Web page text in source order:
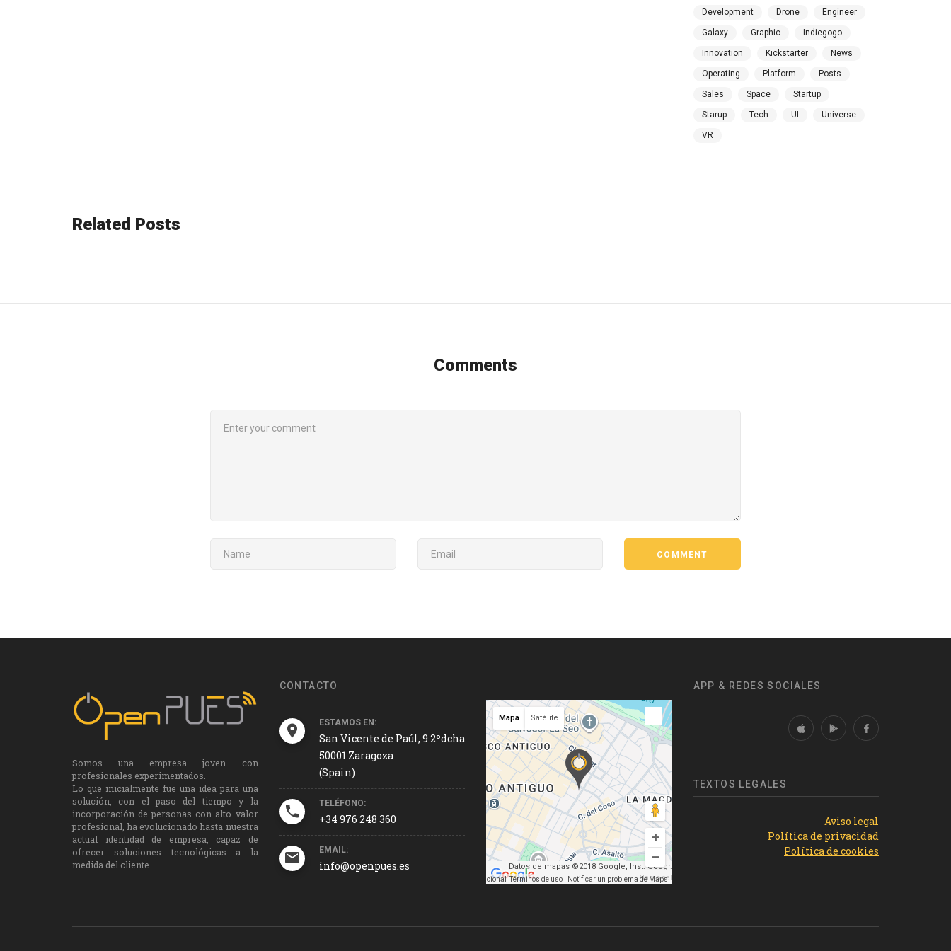
Development Drone Engineer
Galaxy Graphic Indiegogo
Innovation Kickstarter News
Operating Platform Posts
Sales Space Startup
Starup Tech UI Universe
VR
Related Posts
Comments
COMMENT
Somos una empresa joven con
profesionales experimentados.
Lo que inicialmente fue una idea para una
solución, con el paso del tiempo y la
incorporación de personas con alto valor
profesional, ha evolucionado hasta nuestra
actual identidad de empresa, capaz de
ofrecer soluciones tecnológicas a la
medida del cliente.
CONTACTO
ESTAMOS EN:
San Vicente de Paúl, 9 2ºdcha
50001 Zaragoza
(Spain)
TELÉFONO:
+34 976 248 360
EMAIL:
info@openpues.es
Datos de mapas ©2018 Google, Inst. Geogr. Nacional
Datos de mapas ©2018 Google, Inst. Geogr.
Nacional
Términos de uso Notificar un problema de Maps
Mapa Satélite
APP & REDES SOCIALES
TEXTOS LEGALES
Aviso legal
Política de privacidad
Política de cookies